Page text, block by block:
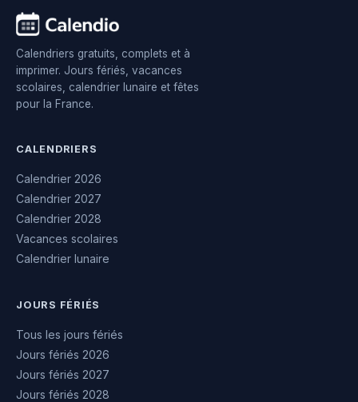
Calendriers gratuits, complets et à
imprimer. Jours fériés, vacances
scolaires, calendrier lunaire et fêtes
pour la France.
CALENDRIERS
Calendrier 2026
Calendrier 2027
Calendrier 2028
Vacances scolaires
Calendrier lunaire
JOURS FÉRIÉS
Tous les jours fériés
Jours fériés 2026
Jours fériés 2027
Jours fériés 2028